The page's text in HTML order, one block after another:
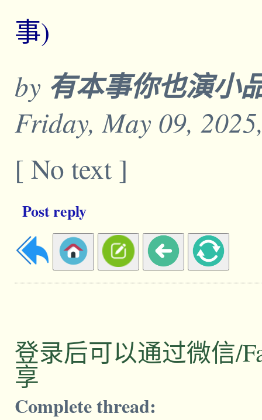
事)
by 有本事你也演小
Friday, May 09,
[ No text ]
Post reply
登录后可以通过微信/
享
Complete thread: